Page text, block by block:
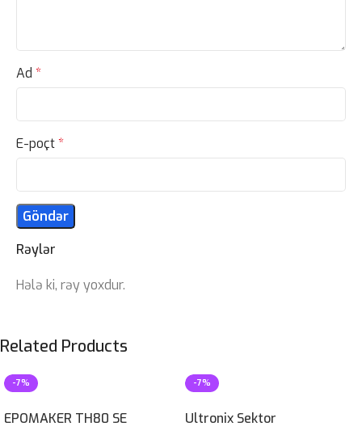
Rəylər
Hələ ki, rəy yoxdur.
Ad *
E-poçt*
Related Products
-7%
EPOMAKER TH80 SE
-7%
Ultronix Sektor